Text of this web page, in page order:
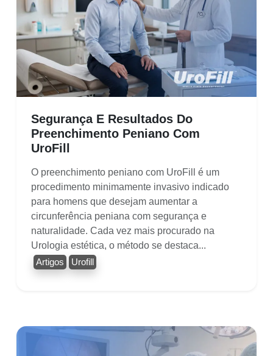
Segurança E Resultados Do
Preenchimento Peniano Com
UroFill
O preenchimento peniano com UroFill é um
procedimento minimamente invasivo indicado
para homens que desejam aumentar a
circunferência peniana com segurança e
naturalidade. Cada vez mais procurado na
Urologia estética, o método se destaca...
Artigos Urofill